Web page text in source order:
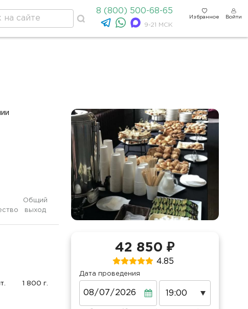
8 (800) 500-68-65
9-21 МСК
Избранное Войти
Общий
выход
1 800 г.
42 850 ₽
4.85
Дата проведения